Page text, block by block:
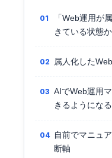
「Web運用が
きている状態か
属人化した
AIでWeb運用
きるようにな
自前でマニュ
断軸